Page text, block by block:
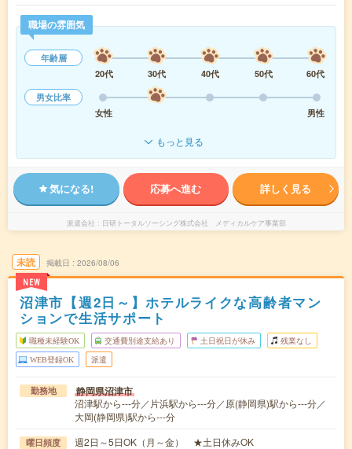
職場の雰囲気
年齢層
20代
30代 40代 50代
60代
男女比率
女性
男性
もっと見る
気になる! 応募へ進む 詳しく見る
派遣会社 日研トータルソーシング株式会社 メディカルケア事業部
未読
NEW
掲載日 2026/08/06
沼津市【週2日～】ホテルライクな高齢者マン
ションで生活サポート
職種未経験OK 交通費別途支給あり 土日祝日が休み 残業なし
WEB登録OK 派遣
勤務地 静岡県沼津市
沼津駅から---分／片浜駅から---分／原(静岡県)駅から---分／
大岡(静岡県)駅から---分
曜日頻度 週2日～5日OK（月～金） ★土日休みOK